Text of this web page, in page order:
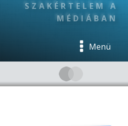
SZAKÉRTELEM A
MÉDIÁBAN
Menü